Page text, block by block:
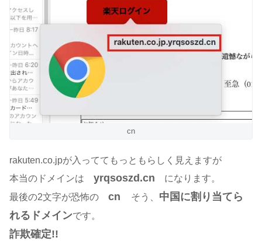
cn
rakuten.co.jpが入っててもっともらしく見えますが
本当のドメインは yrqsoszd.cn になります。
最後の2文字が恐怖の cn そう、 中国に割り当てら
れるドメインです。
詐欺確定!!